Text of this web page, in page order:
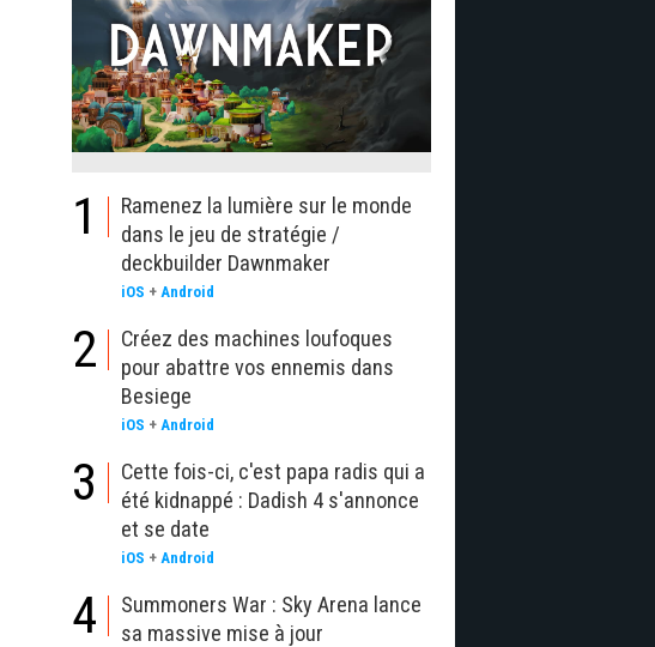
1
Ramenez la lumière sur le monde
dans le jeu de stratégie /
deckbuilder Dawnmaker
iOS + Android
2
Créez des machines loufoques
pour abattre vos ennemis dans
Besiege
iOS + Android
3
Cette fois-ci, c'est papa radis qui a
été kidnappé : Dadish 4 s'annonce
et se date
iOS + Android
4
Summoners War : Sky Arena lance
sa massive mise à jour